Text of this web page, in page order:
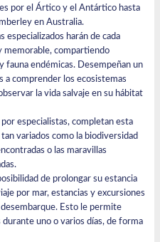
por el Ártico y el Antártico hasta
en Australia.
especializados harán de cada
memorable, compartiendo
fauna endémicas. Desempeñan un
a comprender los ecosistemas
la vida salvaje en su hábitat
especialistas, completan esta
variados como la biodiversidad
o las maravillas
de prolongar su estancia
por mar, estancias y excursiones
Esto le permite
uno o varios días, de forma